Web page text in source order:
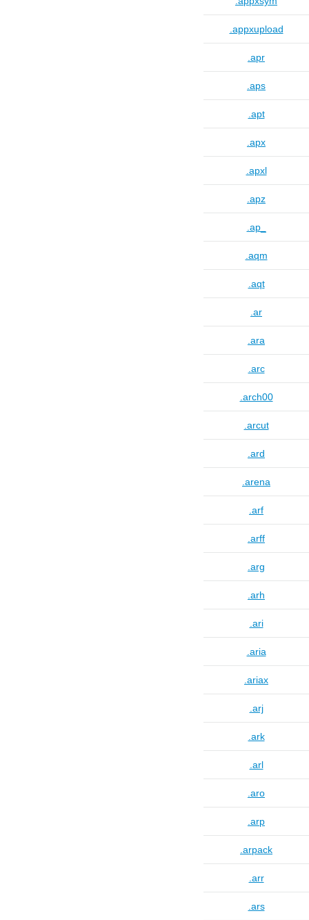
.appxupload
.apr
.aps
.apt
.apx
.apxl
.apz
.ap_
.aqm
.aqt
.ar
.ara
.arc
.arch00
.arcut
.ard
.arena
.arf
.arff
.arg
.arh
.ari
.aria
.ariax
.arj
.ark
.arl
.aro
.arp
.arpack
.arr
.ars